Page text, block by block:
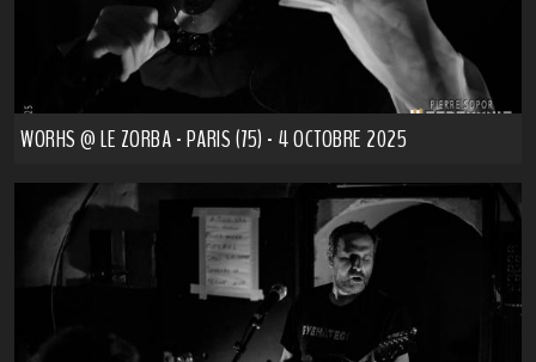
WORHS @ LE ZORBA - PARIS (75) - 4 OCTOBRE 2025